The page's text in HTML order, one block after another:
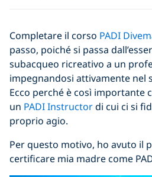
Completare il corso PADI
passo, poiché si passa
subacqueo ricreativo a un
impegnandosi attivamente nel
Ecco perché è così importante
un PADI Instructordi cui ci si
proprio agio.
Per questo motivo, ho avuto il
certificare mia madre come